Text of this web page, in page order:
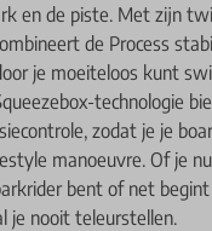
en de piste. Met zijn
de Process
je moeiteloos kunt
technologie
zodat je je
manoeuvre. Of je
bent of net
je nooit teleurstellen.